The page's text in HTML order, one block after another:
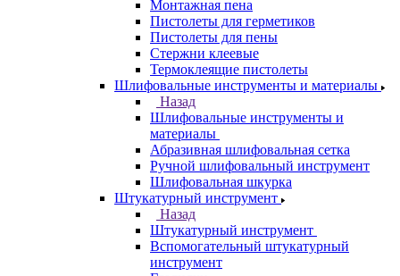
Монтажная пена
Пистолеты для герметиков
Пистолеты для пены
Стержни клеевые
Термоклеящие пистолеты
Шлифовальные инструменты и материалы
Назад
Шлифовальные инструменты и
материалы
Абразивная шлифовальная сетка
Ручной шлифовальный инструмент
Шлифовальная шкурка
Штукатурный инструмент
Назад
Штукатурный инструмент
Вспомогательный штукатурный
инструмент